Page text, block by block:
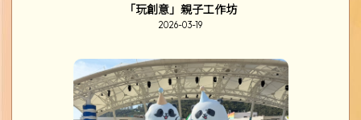
崔錦棠先生到校分享
2026-03-25